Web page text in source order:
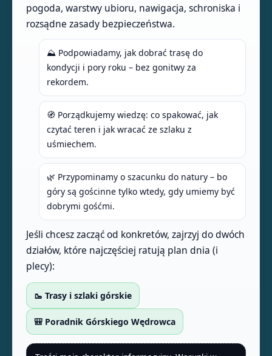
pogoda, warstwy ubioru, nawigacja, schroniska i
rozsądne zasady bezpieczeństwa.
⛰️ Podpowiadamy, jak dobrać trasę do
kondycji i pory roku – bez gonitwy za
rekordem.
🧭 Porządkujemy wiedzę: co spakować, jak
czytać teren i jak wracać ze szlaku z
uśmiechem.
🌿 Przypominamy o szacunku do natury – bo
góry są gościnne tylko wtedy, gdy umiemy być
dobrymi gośćmi.
Jeśli chcesz zacząć od konkretów, zajrzyj do dwóch
działów, które najczęściej ratują plan dnia (i
plecy):
🥾 Trasy i szlaki górskie
🎒 Poradnik Górskiego Wędrowca